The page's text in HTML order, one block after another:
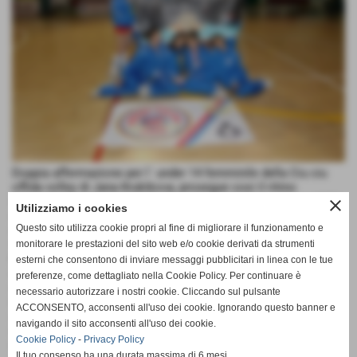
Doppia affermazione per l´ under 14 femminile della Ciu ciu
offida volley di Jana Krukikova, prosegue cosi il ritmo
interrotto di successi per le giovani rossoazzurre classe 1999
e 2000, questa volta a cadere sotto i colpi delle piccole
offidane sono state le ragazze della Don Celso Fermo e della
Samb volley.
Molto bella ed avvincente la prima sfida con le padrone di
casa fermane, le rossoazzurre hanno sofferto e faticato per
avere la meglio di un avversario tosto e coriaceo che è
riuscito a creare diversi grattacapi alle giovani offidane grazie
ad un buon attacco ed un buon muro, ma la Laviani band non
si è lasciata per nulla intimorire ed ha risposto colpo su colpo
riuscendo a vincere meritatamente in entrambi i set. Piu facile
close
Utilizziamo i cookies
Questo sito utilizza cookie propri al fine di migliorare il funzionamento e
monitorare le prestazioni del sito web e/o cookie derivati da strumenti
esterni che consentono di inviare messaggi pubblicitari in linea con le tue
preferenze, come dettagliato nella Cookie Policy. Per continuare è
necessario autorizzare i nostri cookie. Cliccando sul pulsante
ACCONSENTO, acconsenti all'uso dei cookie. Ignorando questo banner e
navigando il sito acconsenti all'uso dei cookie.
Cookie Policy - Privacy Policy